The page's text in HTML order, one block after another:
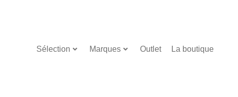
Sélection Marques Outlet La boutique